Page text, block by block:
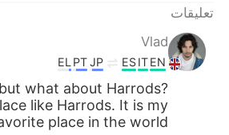
تعليقات
Vlad
EN
IT
ES
JP
PT
EL
what about Harrods?
like Harrods. It is my
place in the world! 😍